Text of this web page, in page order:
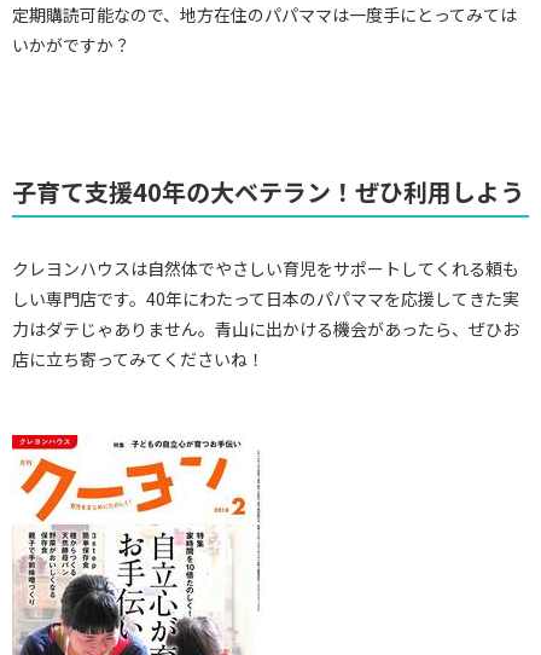
定期購読可能なので、地方在住のパパママは一度手にとってみては
いかがですか？
子育て支援40年の大ベテラン！ぜひ利用しよう
クレヨンハウスは自然体でやさしい育児をサポートしてくれる頼も
しい専門店です。40年にわたって日本のパパママを応援してきた実
力はダテじゃありません。青山に出かける機会があったら、ぜひお
店に立ち寄ってみてくださいね！